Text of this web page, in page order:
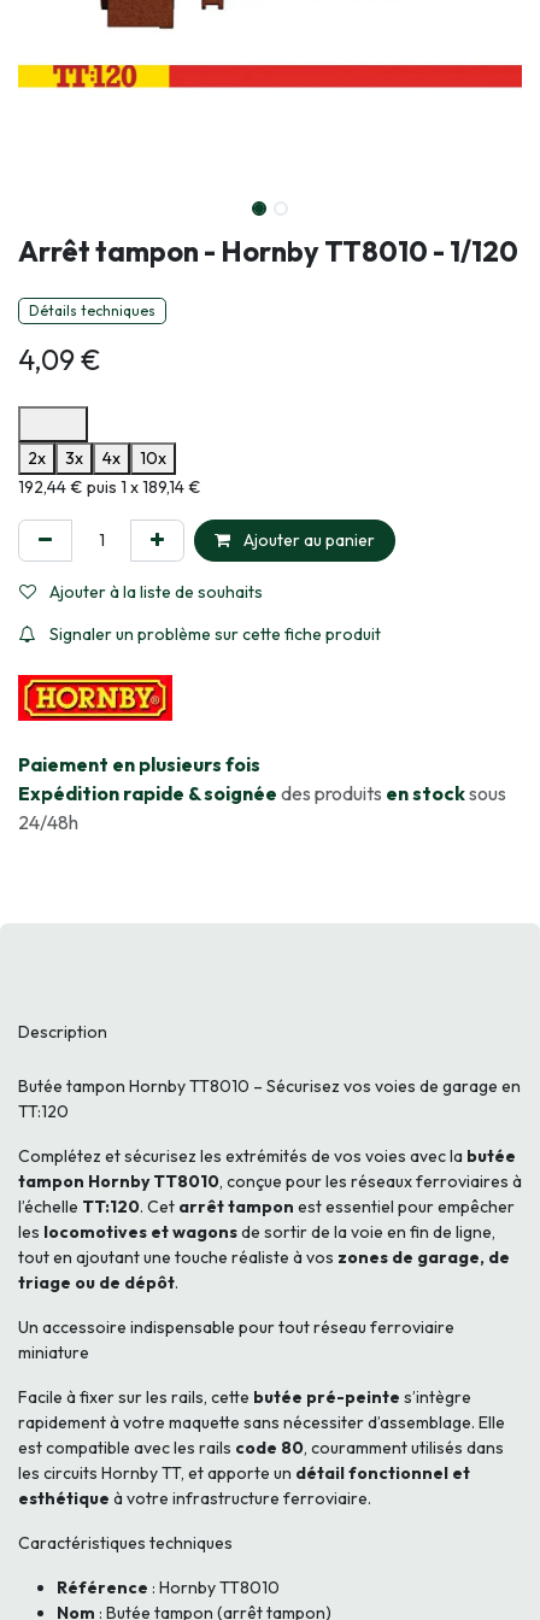
Arrêt tampon - Hornby TT8010 - 1/120
Détails techniques
4,09€
2x
3x 4x
10x
Informations sur le plan de paiement sélectionné
192,44 € puis 1 x 189,14 €
Ajouter au panier
Ajouter à la liste de souhaits
Signaler un problème sur cette fiche produit
​Paiement en plusieurs fois
Expédition rapide & soignée des produits en stocksous
24/48h
Description
Butée tampon Hornby TT8010 – Sécurisez vos voies de garage en
TT:120
Complétez et sécurisez les extrémités de vos voies avec la butée
tampon Hornby TT8010, conçue pour les réseaux ferroviaires à
l’échelle TT:120. Cet arrêt tampon est essentiel pour empêcher
les locomotives et wagonsde sortir de la voie en fin de ligne,
tout en ajoutant une touche réaliste à vos zones de garage, de
triage ou de dépôt.
Un accessoire indispensable pour tout réseau ferroviaire
miniature
Facile à fixer sur les rails, cette butée pré-peinte s’intègre
rapidement à votre maquette sans nécessiter d’assemblage. Elle
est compatible avec les rails code 80, couramment utilisés dans
les circuits Hornby TT, et apporte un détail fonctionnel et
esthétique à votre infrastructure ferroviaire.
Caractéristiques techniques
Référence : Hornby TT8010
Nom : Butée tampon (arrêt tampon)